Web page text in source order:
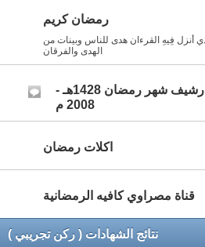
رمضان كريم
أنزل فِيهِ القرءان هدى للناس وبينات من
الهدى والفرقان
ارشيف شهر رمضان 1428هـ -
2008 م
اكلات رمضان
قناة مصراوي كافيه الرمضانية
نتائج الشهادات ( ركن تجريبي )